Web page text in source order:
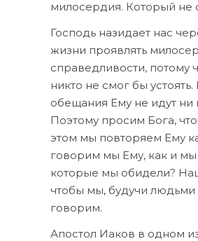
милосердия. Который не
Господь назидает нас
жизни проявлять
справедливости, потому
никто не смог бы
обещания Ему не идут ни
Поэтому просим Бога,
этом мы повторяем Ему
говорим мы Ему, как и
которые мы обидели?
чтобы мы, будучи людьми
говорим.
Апостол Иаков в одном